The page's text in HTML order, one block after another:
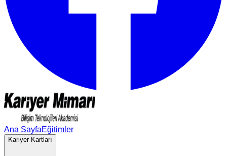
Ana SayfaEğitimler
Kariyer Kartları